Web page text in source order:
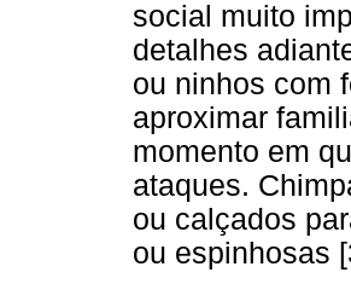
social muito
detalhes
ou ninhos com
aproximar
momento em
ataques.
ou calçados
ou espinhosas